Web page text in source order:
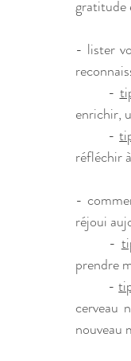
gratitude
- lister
	-
enrichir,
	-
réfléchir
-
réjoui
	-
prendre
	-
cerveau
nouveau